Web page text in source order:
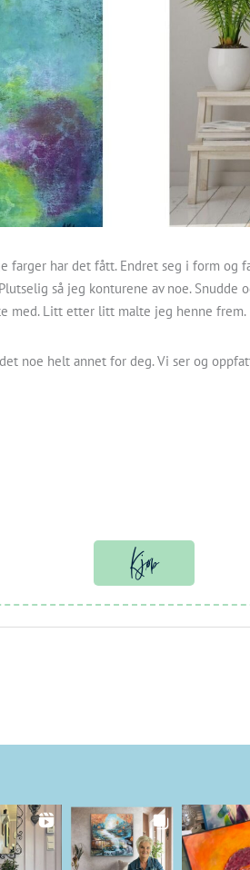
farger har det fått. Endret seg i form
så jeg konturene av noe. Snudde
med. Litt etter litt malte jeg henne frem.
noe helt annet for deg. Vi ser og
Kjøp